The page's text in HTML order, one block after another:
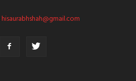
hisaurabhshah@gmail.com